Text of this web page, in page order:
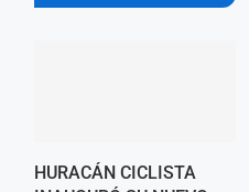
HURACÁN CICLISTA